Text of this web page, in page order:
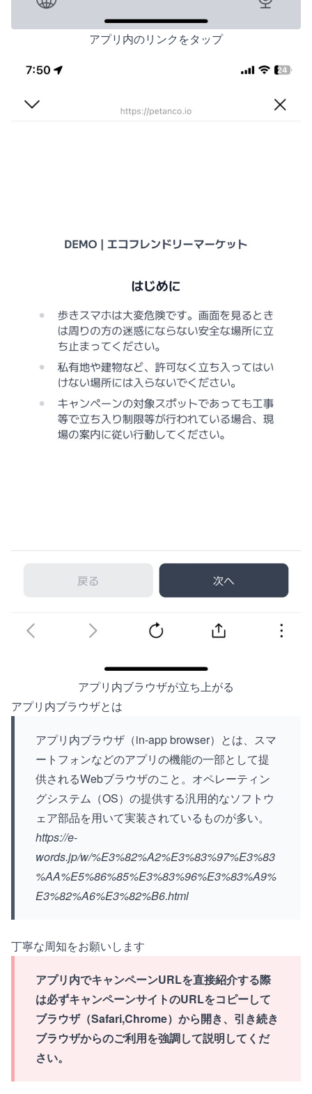
アプリ内のリンクをタップ
アプリ内ブラウザが立ち上がる
アプリ内ブラウザとは
アプリ内ブラウザ（in-app browser）とは、スマ
ートフォンなどのアプリの機能の一部として提
供されるWebブラウザのこと。オペレーティン
グシステム（OS）の提供する汎用的なソフトウ
ェア部品を用いて実装されているものが多い。
https://e-
words.jp/w/%E3%82%A2%E3%83%97%E3%83
%AA%E5%86%85%E3%83%96%E3%83%A9%
E3%82%A6%E3%82%B6.html
丁寧な周知をお願いします
アプリ内でキャンペーンURLを直接紹介する際
は必ずキャンペーンサイトのURLをコピーして
ブラウザ（Safari,Chrome）から開き、引き続き
ブラウザからのご利用を強調して説明してくだ
さい。